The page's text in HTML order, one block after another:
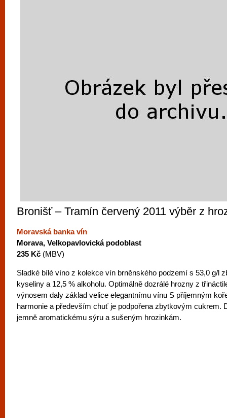
Bronišť – Tramín červený 2011 výběr z
Moravská banka vín
Morava, Velkopavlovická podoblast
235 Kč (MBV)
Sladké bílé víno z kolekce vín brněnského podzemí s 53,0 g/l
kyseliny a 12,5 % alkoholu. Optimálně dozrálé hrozny z
výnosem daly základ velice elegantnímu vínu S příjemným
harmonie a především chuť je podpořena zbytkovým cukrem.
jemně aromatickému sýru a sušeným hrozinkám.